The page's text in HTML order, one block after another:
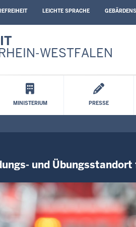
LEICHTE SPRACHE
WESTFALEN
MINISTERIUM PRESSE
und